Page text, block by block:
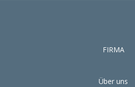
FIRMA
Über uns